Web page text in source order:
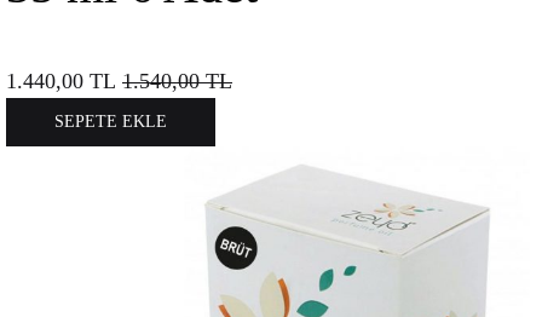
1.440,00 TL 1.540,00TL
SEPETE EKLE